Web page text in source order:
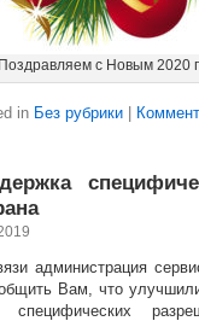
Поздравляем с Новым 2020
in Без рубрики
администрация
Вам, что